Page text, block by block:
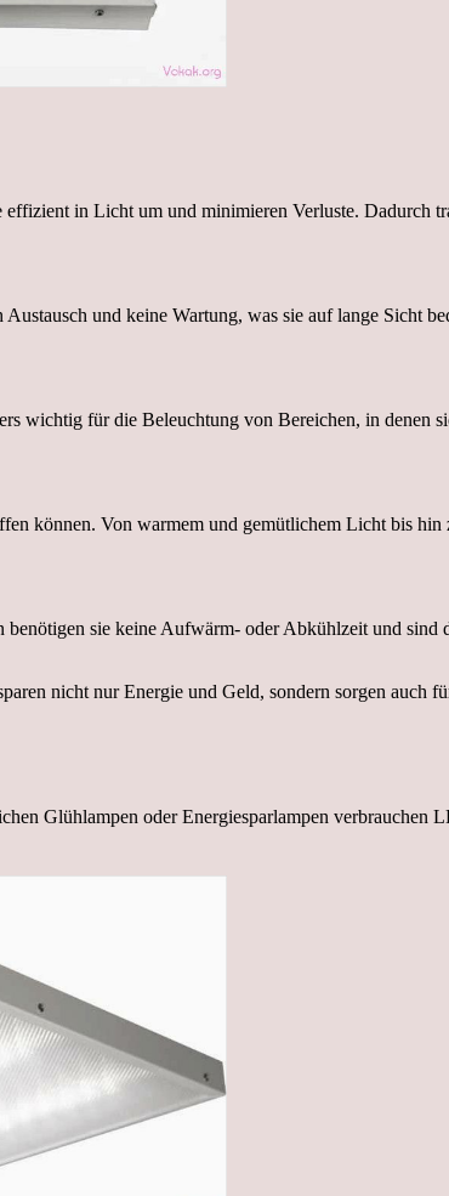
in Licht um und minimieren Verluste. Dadurch
und keine Wartung, was sie auf lange Sicht
wichtig für die Beleuchtung von Bereichen, in denen
können. Von warmem und gemütlichem Licht bis
sie keine Aufwärm- oder Abkühlzeit und sind
nicht nur Energie und Geld, sondern sorgen auch
Glühlampen oder Energiesparlampen verbrauchen